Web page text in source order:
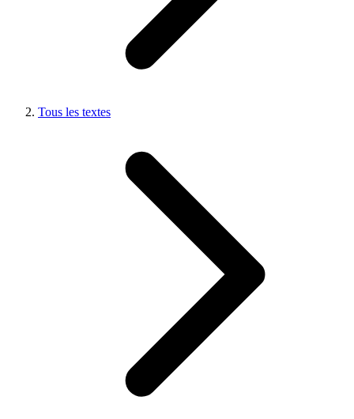
Tous les textes